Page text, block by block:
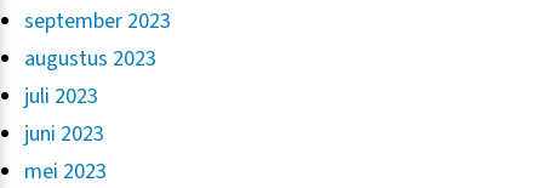
september 2023
augustus 2023
juli 2023
juni 2023
mei 2023